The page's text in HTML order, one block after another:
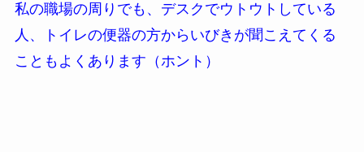
私の職場の周りでも、デスクでウトウトしている
人、トイレの便器の方からいびきが聞こえてくる
こともよくあります（ホント）